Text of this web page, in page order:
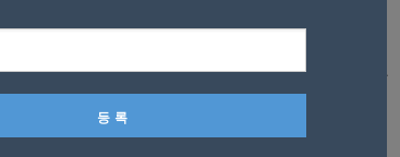
며 “저는 남북이 평화롭게 공존하고 함께 성장
부의 입장을 설명했다”고 밝혔다.